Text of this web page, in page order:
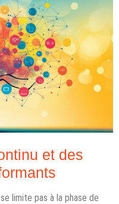
et des
limite pas à la phase de